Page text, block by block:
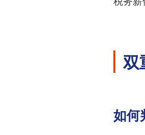
双
如何